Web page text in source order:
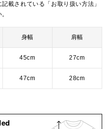
載されている「お取り扱い方法」
身幅 肩幅
45cm 27cm
47cm 28cm